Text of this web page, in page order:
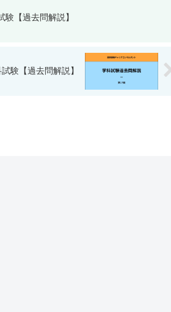
【過去問解説】
験【過去問解説】